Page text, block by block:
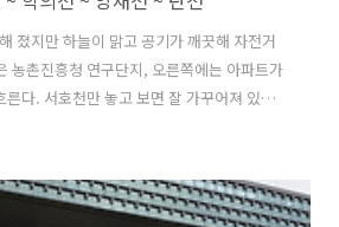
졌지만 하늘이 맑고 공기가 깨끗해 자전거
농촌진흥청 연구단지, 오른쪽에는 아파트가
른다. 서호천만 놓고 보면 잘 가꾸어져 있어
는 상반된 느낌이다. - 서호천 상류 성대에
아쉽다. - 지지대고개 휴개소 지지대고개를
개소에서 김밥과 음료수로 아침식사를 하면